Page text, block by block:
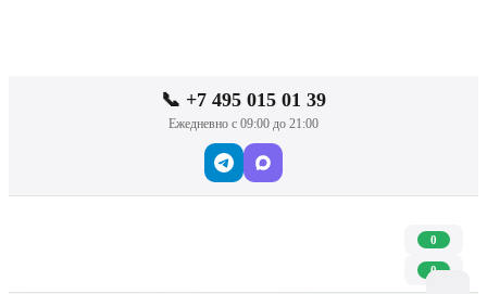
📞 +7 495 015 01 39
Ежедневно с 09:00 до 21:00
0
0